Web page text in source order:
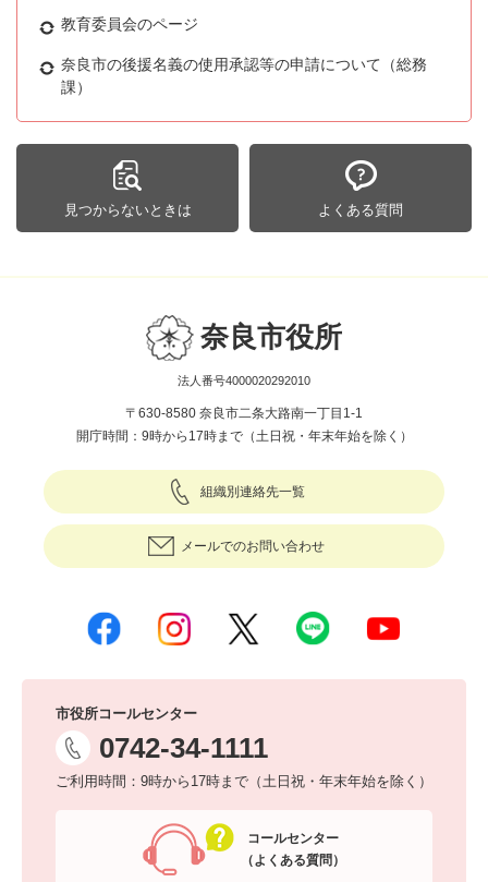
教育委員会のページ
奈良市の後援名義の使用承認等の申請について（総務
課）
見つからないときは よくある質問
奈良市役所
法人番号4000020292010
〒630-8580 奈良市二条大路南一丁目1-1
開庁時間：9時から17時まで（土日祝・年末年始を除く）
組織別連絡先一覧
メールでのお問い合わせ
市役所コールセンター
0742-34-1111
ご利用時間：9時から17時まで（土日祝・年末年始を除く）
コールセンター
（よくある質問）